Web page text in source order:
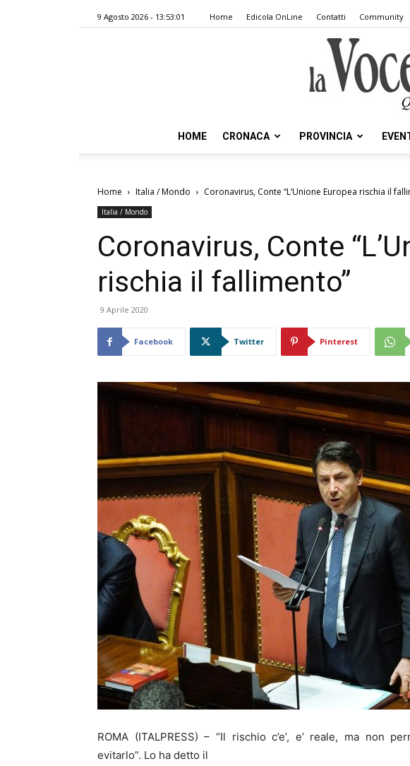
9 Agosto 2026 - 13:53:01 Home Edicola OnLine Contatti Community
HOME CRONACA PROVINCIA
Home Italia / Mondo Coronavirus, Conte “L’Unione Europea rischia il
Italia / Mondo
Coronavirus, Conte
rischia il fallimento”
9 Aprile 2020
Facebook Twitter Pinterest
ROMA (ITALPRESS) – “Il rischio c’e’, e’ reale, ma non
evitarlo”. Lo ha detto il